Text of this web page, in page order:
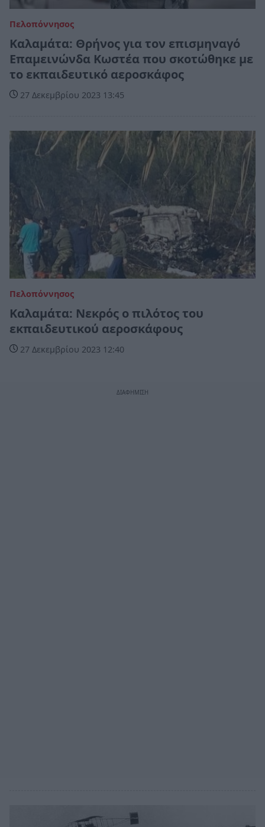
Πελοπόννησος
Καλαμάτα: Θρήνος για τον επισμηναγό
Επαμεινώνδα Κωστέα που σκοτώθηκε με
το εκπαιδευτικό αεροσκάφος
27 Δεκεμβρίου 2023 13:45
Πελοπόννησος
Καλαμάτα: Νεκρός ο πιλότος του
εκπαιδευτικού αεροσκάφους
27 Δεκεμβρίου 2023 12:40